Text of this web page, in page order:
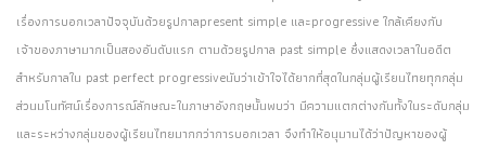
เรื่องการบอกเวลาปัจจุบันด้วยรูปกาลpresent simple และprogressive ใกล้เคียงกับ
เจ้าของภาษามากเป็นสองอันดับแรก ตามด้วยรูปกาล past simple ซึ่งแสดงเวลาในอดีต
สำหรับกาลใน past perfect progressiveนับว่าเข้าใจได้ยากที่สุดในกลุ่มผู้เรียนไทยทุกกลุ่ม
ส่วนมโนทัศน์เรื่องการณ์ลักษณะในภาษาอังกฤษนั้นพบว่า มีความแตกต่างกันทั้งในระดับกลุ่ม
และระหว่างกลุ่มของผู้เรียนไทยมากกว่าการบอกเวลา จึงทำให้อนุมานได้ว่าปัญหาของผู้